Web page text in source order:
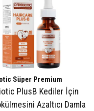
Süper Premium
PlusB Kediler İçin
Azaltıcı Damla